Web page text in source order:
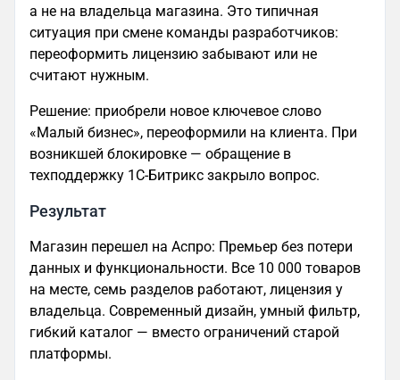
а не на владельца магазина. Это типичная
ситуация при смене команды разработчиков:
переоформить лицензию забывают или не
считают нужным.
Решение: приобрели новое ключевое слово
«Малый бизнес», переоформили на клиента. При
возникшей блокировке — обращение в
техподдержку 1С-Битрикс закрыло вопрос.
Результат
Магазин перешел на Аспро: Премьер без потери
данных и функциональности. Все 10 000 товаров
на месте, семь разделов работают, лицензия у
владельца. Современный дизайн, умный фильтр,
гибкий каталог — вместо ограничений старой
платформы.